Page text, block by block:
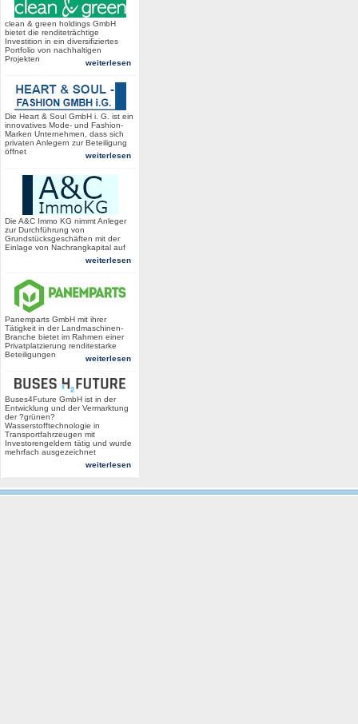
clean & green holdings GmbH
bietet die renditeträchtige
Investition in ein diversifiziertes
Portfolio von nachhaltigen
Projekten
weiterlesen
Die Heart & Soul GmbH i. G. ist ein
innovatives Mode- und Fashion-
Marken Unternehmen, dass sich
privaten Anlegern zur Beteiligung
öffnet
weiterlesen
Die A&C Immo KG nimmt Anleger
zur Durchführung von
Grundstücksgeschäften mit der
Einlage von Nachrangkapital auf
weiterlesen
Panemparts GmbH mit ihrer
Tätigkeit in der Landmaschinen-
Branche bietet im Rahmen einer
Privatplatzierung renditestarke
Beteiligungen
weiterlesen
Buses4Future GmbH ist in der
Entwicklung und der Vermarktung
der ?grünen?
Wasserstofftechnologie in
Transportfahrzeugen mit
Investorengeldern tätig und wurde
mehrfach ausgezeichnet
weiterlesen